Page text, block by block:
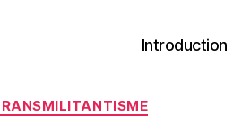
Introduction
Catégories